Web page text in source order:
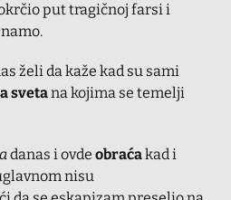
put tragičnoj farsi i
želi da kaže kad su sami
svetana kojima se temelji
danas i ovde obraćakad i
nisu